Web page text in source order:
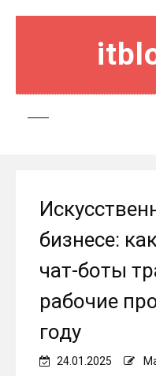
бизнесе:
чат-боты
рабочие
году
24.01.2025